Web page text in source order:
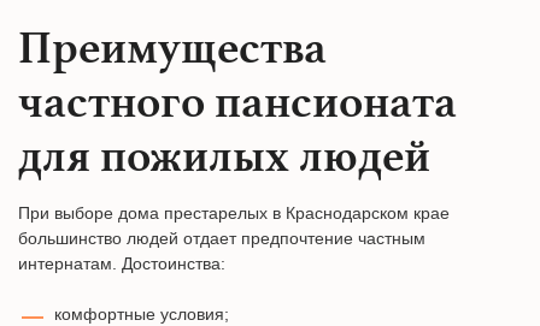
Преимущества
частного пансионата
для пожилых людей
При выборе дома престарелых в Краснодарском крае
большинство людей отдает предпочтение частным
интернатам. Достоинства:
комфортные условия;